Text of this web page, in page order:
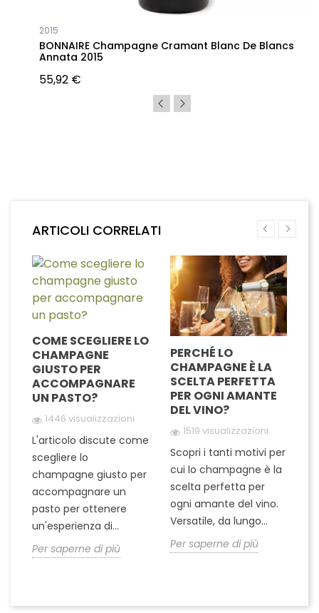
2015
BONNAIRE Champagne Cramant Blanc De Blancs
Annata 2015
55,92 €
ARTICOLI CORRELATI
COME SCEGLIERE LO
CHAMPAGNE
GIUSTO PER
ACCOMPAGNARE
UN PASTO?
1446 visualizzazioni
L'articolo discute come
scegliere lo
champagne giusto per
accompagnare un
pasto per ottenere
un'esperienza di...
Per saperne di più
PERCHÉ LO
CHAMPAGNE È LA
SCELTA PERFETTA
PER OGNI AMANTE
DEL VINO?
1519 visualizzazioni
Scopri i tanti motivi per
cui lo champagne è la
scelta perfetta per
ogni amante del vino.
Versatile, da lungo...
Per saperne di più